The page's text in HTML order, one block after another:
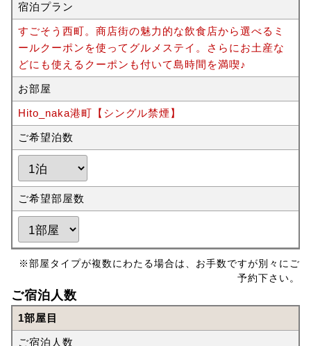
宿泊プラン
すごそう西町。商店街の魅力的な飲食店から選べるミ
ールクーポンを使ってグルメステイ。さらにお土産な
どにも使えるクーポンも付いて島時間を満喫♪
お部屋
Hito_naka港町【シングル禁煙】
ご希望泊数
ご希望部屋数
※部屋タイプが複数にわたる場合は、お手数ですが別々にご
予約下さい。
ご宿泊人数
1部屋目
ご宿泊人数